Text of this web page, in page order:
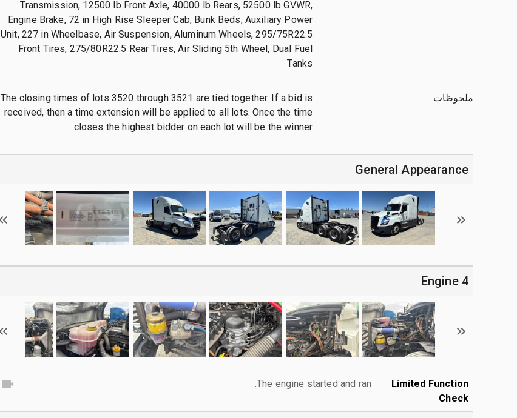
Transmission, 12500 lb Front Axle, 40000 lb Rears, 52500 lb GVWR,
Engine Brake, 72 in High Rise Sleeper Cab, Bunk Beds, Auxiliary Power
Unit, 227 in Wheelbase, Air Suspension, Aluminum Wheels, 295/75R22.5
Front Tires, 275/80R22.5 Rear Tires, Air Sliding 5th Wheel, Dual Fuel
Tanks
ملحوظات
The closing times of lots 3520 through 3521 are tied together. If a bid is
received, then a time extension will be applied to all lots. Once the time
closes the highest bidder on each lot will be the winner.
General Appearance
4 Engine
Limited Function
Check
The engine started and ran.